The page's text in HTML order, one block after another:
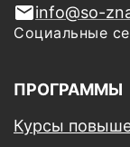
info@so-
Социальные
ПРОГРАММЫ
Курсы